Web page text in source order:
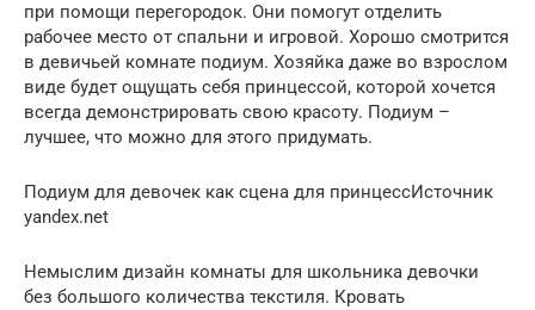
при помощи перегородок. Они помогут отделить
рабочее место от спальни и игровой. Хорошо смотрится
в девичьей комнате подиум. Хозяйка даже во взрослом
виде будет ощущать себя принцессой, которой хочется
всегда демонстрировать свою красоту. Подиум –
лучшее, что можно для этого придумать.
Подиум для девочек как сцена для принцессИсточник
yandex.net
Немыслим дизайн комнаты для школьника девочки
без большого количества текстиля. Кровать